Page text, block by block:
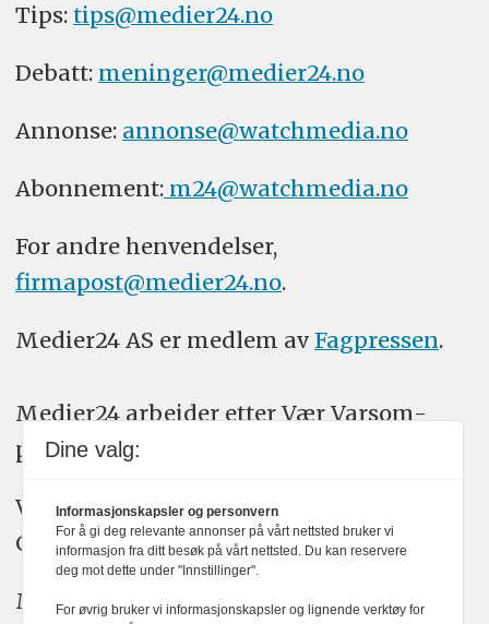
Tips: tips@medier24.no
Debatt: meninger@medier24.no
Annonse: annonse@watchmedia.no
Abonnement:m24@watchmedia.no
For andre henvendelser,
firmapost@medier24.no.
Medier24 AS er medlem av Fagpressen.
Medier24 arbeider etter Vær Varsom-
plakatens regler for god presseskikk.
Vi bruker KI-verktøy som ChatGPT,
Claude, og Gemini i journalistikken vår.
Medier24s redaksjon har alltid det fulle
Dine valg:
Informasjonskapsler og personvern
For å gi deg relevante annonser på vårt nettsted bruker vi
informasjon fra ditt besøk på vårt nettsted. Du kan reservere
deg mot dette under "Innstillinger".
For øvrig bruker vi informasjonskapsler og lignende verktøy for